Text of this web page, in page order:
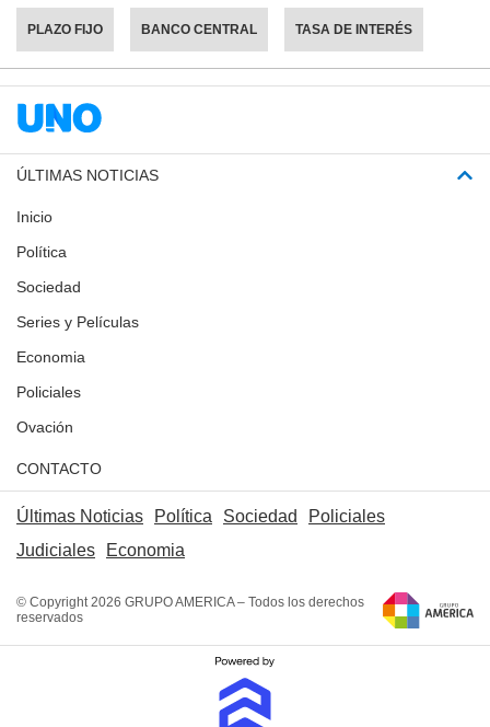
PLAZO FIJO BANCO CENTRAL TASA DE INTERÉS
ÚLTIMAS NOTICIAS
Inicio
Política
Sociedad
Series y Películas
Economia
Policiales
Ovación
CONTACTO
Últimas Noticias Política Sociedad
Policiales
Judiciales
Economia
© Copyright 2026 GRUPO AMERICA – Todos los derechos
reservados